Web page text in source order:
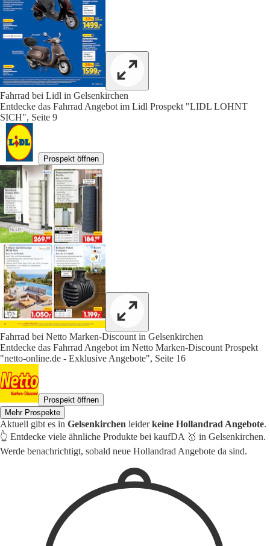
Fahrrad bei Lidl in Gelsenkirchen
Entdecke das Fahrrad Angebot im Lidl Prospekt "LIDL LOHNT
SICH", Seite 9
Prospekt öffnen
Fahrrad bei Netto Marken-Discount in Gelsenkirchen
Entdecke das Fahrrad Angebot im Netto Marken-Discount Prospekt
"netto-online.de - Exklusive Angebote", Seite 16
Prospekt öffnen
Mehr Prospekte
Aktuell gibt es in Gelsenkirchen leiderkeine Hollandrad Angebote.
👆 Entdecke viele ähnliche Produkte bei kaufDA 🥇 in Gelsenkirchen.
Werde benachrichtigt, sobald neue Hollandrad Angebote da sind.